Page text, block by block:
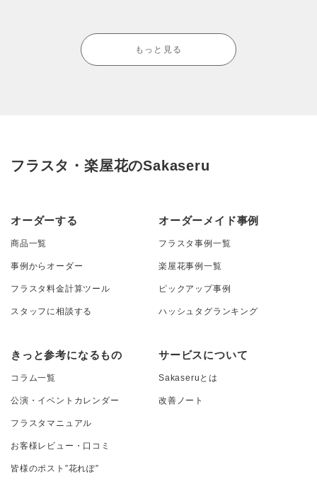
もっと見る
フラスタ・楽屋花のSakaseru
オーダーする
商品一覧
事例からオーダー
フラスタ料金計算ツール
スタッフに相談する
オーダーメイド事例
フラスタ事例一覧
楽屋花事例一覧
ピックアップ事例
ハッシュタグランキング
きっと参考になるもの
コラム一覧
公演・イベントカレンダー
フラスタマニュアル
お客様レビュー・口コミ
皆様のポスト”花れぽ”
サービスについて
Sakaseruとは
改善ノート